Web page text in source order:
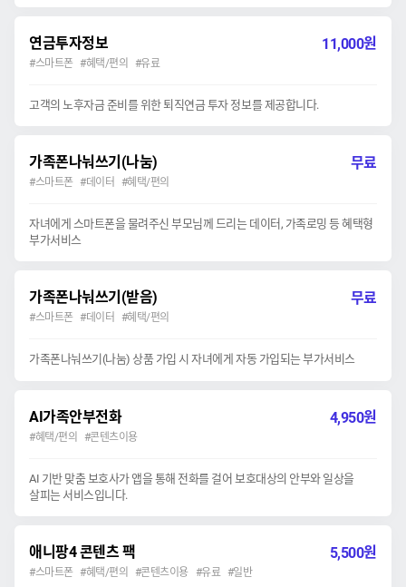
연금투자정보 11,000원
#스마트폰 #혜택/편의 #유료
고객의 노후자금 준비를 위한 퇴직연금 투자 정보를 제공합니다.
가족폰나눠쓰기(나눔) 무료
#스마트폰 #데이터 #혜택/편의
자녀에게 스마트폰을 물려주신 부모님께 드리는 데이터, 가족로밍 등 혜택형
부가서비스
가족폰나눠쓰기(받음) 무료
#스마트폰 #데이터 #혜택/편의
가족폰나눠쓰기(나눔) 상품 가입 시 자녀에게 자동 가입되는 부가서비스
AI가족안부전화 4,950원
#혜택/편의 #콘텐츠이용
AI 기반 맞춤 보호사가 앱을 통해 전화를 걸어 보호대상의 안부와 일상을
살피는 서비스입니다.
애니팡4 콘텐츠 팩 5,500원
#스마트폰 #혜택/편의 #콘텐츠이용 #유료 #일반